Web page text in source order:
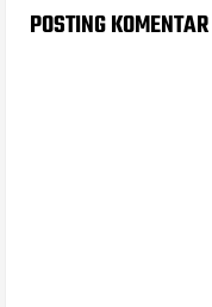
POSTING KOMENTAR